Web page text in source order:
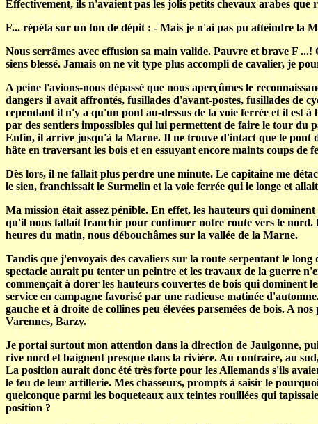
Effectivement, ils n'avaient pas les jolis petits chevaux arabes
F... répéta sur un ton de dépit : - Mais je n'ai pas pu atteindre la
Nous serrâmes avec effusion sa main valide. Pauvre et brave F
siens blessé. Jamais on ne vit type plus accompli de cavalier, je
A peine l'avions-nous dépassé que nous aperçûmes le
dangers il avait affrontés, fusillades d'avant-postes, fusillades de
cependant il n'y a qu'un pont au-dessus de la voie ferrée et il est
par des sentiers impossibles qui lui permettent de faire le tour du
Enfin, il arrive jusqu'à la Marne. Il ne trouve d'intact que le pont
hâte en traversant les bois et en essuyant encore maints coups
Dès lors, il ne fallait plus perdre une minute. Le capitaine me
le sien, franchissait le Surmelin et la voie ferrée qui le longe et
Ma mission était assez pénible. En effet, les hauteurs qui
qu'il nous fallait franchir pour continuer notre route vers le nord.
heures du matin, nous débouchâmes sur la vallée de la Marne.
Tandis que j'envoyais des cavaliers sur la route serpentant le
spectacle aurait pu tenter un peintre et les travaux de la guerre
commençait à dorer les hauteurs couvertes de bois qui dominent
service en campagne favorisé par une radieuse matinée
gauche et à droite de collines peu élevées parsemées de bois. A
Varennes, Barzy.
Je portai surtout mon attention dans la direction de Jaulgonne,
rive nord et baignent presque dans la rivière. Au contraire, au
La position aurait donc été très forte pour les Allemands s'ils
le feu de leur artillerie. Mes chasseurs, prompts à saisir le
quelconque parmi les boqueteaux aux teintes rouillées qui
position ?